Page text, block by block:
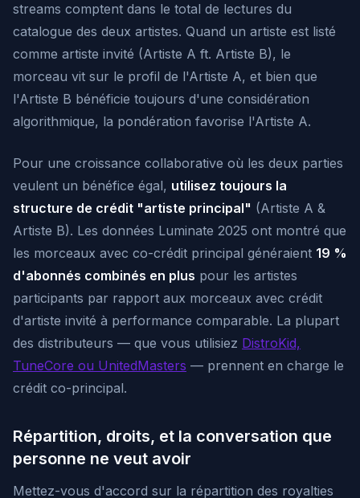
streams comptent dans le total de lectures du
catalogue des deux artistes. Quand un artiste est listé
comme artiste invité (Artiste A ft. Artiste B), le
morceau vit sur le profil de l'Artiste A, et bien que
l'Artiste B bénéficie toujours d'une considération
algorithmique, la pondération favorise l'Artiste A.
Pour une croissance collaborative où les deux parties
veulent un bénéfice égal, utilisez toujours la
structure de crédit "artiste principal" (Artiste A &
Artiste B). Les données Luminate 2025 ont montré que
les morceaux avec co-crédit principal généraient 19 %
d'abonnés combinés en plus pour les artistes
participants par rapport aux morceaux avec crédit
d'artiste invité à performance comparable. La plupart
des distributeurs — que vous utilisiez DistroKid,
TuneCore ou UnitedMasters — prennent en charge le
crédit co-principal.
Répartition, droits, et la conversation que
personne ne veut avoir
Mettez-vous d'accord sur la répartition des royalties